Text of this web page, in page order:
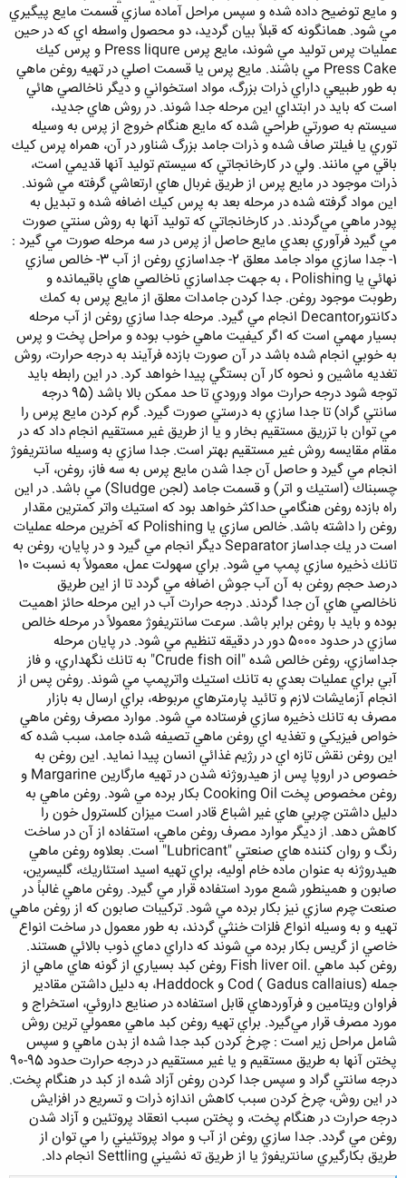
و مايع توضيح داده شده و سپس مراحل آماده سازي قسمت مايع پيگيري
مي شود. همانگونه كه قبلاً بيان گرديد، دو محصول واسطه اي كه در حين
عمليات پرس توليد مي شوند، مايع پرس Press liqure و پرس كيك
Press Cake مي باشند. مايع پرس يا قسمت اصلي در تهيه روغن ماهي
به طور طبيعي داراي ذرات بزرگ، مواد استخواني و ديگر ناخالصي هائي
است كه بايد در ابتداي اين مرحله جدا شوند. در روش هاي جديد،
سيستم به صورتي طراحي شده كه مايع هنگام خروج از پرس به وسيله
توري يا فيلتر صاف شده و ذرات جامد بزرگ شناور در آن، همراه پرس كيك
باقي مي مانند. ولي در كارخانجاتي كه سيستم توليد آنها قديمي است،
ذرات موجود در مايع پرس از طريق غربال هاي ارتعاشي گرفته مي شوند.
اين مواد گرفته شده در مرحله بعد به پرس كيك اضافه شده و تبديل به
پودر ماهي مي‌گردند. در كارخانجاتي كه توليد آنها به روش سنتي صورت
مي گيرد فرآوري بعدي مايع حاصل از پرس در سه مرحله صورت مي گيرد :
1- جدا سازي مواد جامد معلق 2- جداسازي روغن از آب 3- خالص سازي
نهائي يا Polishing ، به جهت جداسازي ناخالصي هاي باقيمانده و
رطوبت موجود روغن. جدا كردن جامدات معلق از مايع پرس به كمك
دكانتورDecantor انجام مي گيرد. مرحله جدا سازي روغن از آب مرحله
بسيار مهمي است كه اگر كيفيت ماهي خوب بوده و مراحل پخت و پرس
به خوبي انجام شده باشد در آن صورت بازده فرآيند به درجه حرارت، روش
تغديه ماشين و نحوه كار آن بستگي پيدا خواهد كرد. در اين رابطه بايد
توجه شود درجه حرارت مواد ورودي تا حد ممكن بالا باشد (95 درجه
سانتي گراد) تا جدا سازي به درستي صورت گيرد. گرم كردن مايع پرس را
مي توان با تزريق مستقيم بخار و يا از طريق غير مستقيم انجام داد كه در
مقام مقايسه روش غير مستقيم بهتر است. جدا سازي به وسيله سانتريفوژ
انجام مي گيرد و حاصل آن جدا شدن مايع پرس به سه فاز، روغن، آب
چسبناك (استيك و اتر) و قسمت جامد (لجن Sludge) مي باشد. در اين
راه بازده روغن هنگامي حداكثر خواهد بود كه استيك واتر كمترين مقدار
روغن را داشته باشد. خالص سازي يا Polishing كه آخرين مرحله عمليات
است در يك جداساز Separator ديگر انجام مي گيرد و در پايان، روغن به
تانك ذخيره سازي پمپ مي شود. براي سهولت عمل، معمولاً به نسبت 10
درصد حجم روغن به آن آب جوش اضافه مي گردد تا از اين طريق
ناخالصي هاي آن جدا گردند. درجه حرارت آب در اين مرحله حائز اهميت
بوده و بايد با روغن برابر باشد. سرعت سانتريفوژ معمولاً در مرحله خالص
سازي در حدود 5000 دور در دقيقه تنظيم مي شود. در پايان مرحله
جداسازي، روغن خالص شده "Crude fish oil" به تانك نگهداري، و فاز
آبي براي عمليات بعدي به تانك استيك واترپمپ مي شوند. روغن پس از
انجام آزمايشات لازم و تائيد پارمترهاي مربوطه، براي ارسال به بازار
مصرف به تانك ذخيره سازي فرستاده مي شود. موارد مصرف روغن ماهي
خواص فيزيكي و تغذيه اي روغن ماهي تصيفه شده جامد، سبب شده كه
اين روغن نقش تازه اي در رژيم غذائي انسان پيدا نمايد. اين روغن به
خصوص در اروپا پس از هيدروژنه شدن در تهيه مارگارين Margarine و
روغن مخصوص پخت Cooking Oil بكار برده مي شود. روغن ماهي به
دليل داشتن چربي هاي غير اشباع قادر است ميزان كلسترول خون را
كاهش دهد. از ديگر موارد مصرف روغن ماهي، استفاده از آن در ساخت
رنگ و روان كننده هاي صنعتي "Lubricant" است. بعلاوه روغن ماهي
هيدروژنه به عنوان ماده خام اوليه، براي تهيه اسيد استئاريك، گليسرين،
صابون و همينطور شمع مورد استفاده قرار مي گيرد. روغن ماهي غالباً در
صنعت چرم سازي نيز بكار برده مي شود. تركيبات صابون كه از روغن ماهي
تهيه و به وسيله انواع فلزات خنثي گردند، به طور معمول در ساخت انواع
خاصي از گريس بكار برده مي شوند كه داراي دماي ذوب بالائي هستند.
روغن كبد ماهي .Fish liver oil روغن كبد بسياري از گونه هاي ماهي از
جمله Cod ( Gadus callaius) و Haddock، به دليل داشتن مقادير
فراوان ويتامين و فرآوردهاي قابل استفاده در صنايع داروئي، استخراج و
مورد مصرف قرار مي‌گيرد. براي تهيه روغن كبد ماهي معمولي ترين روش
شامل مراحل زير است : چرخ كردن كبد جدا شده از بدن ماهي و سپس
پختن آنها به طريق مستقيم و يا غير مستقيم در درجه حرارت حدود 95-90
درجه سانتي گراد و سپس جدا كردن روغن آزاد شده از كبد در هنگام پخت.
در اين روش، چرخ كردن سبب كاهش اندازه ذرات و تسريع در افزايش
درجه حرارت در هنگام پخت، و پختن سبب انعقاد پروتئين و آزاد شدن
روغن مي گردد. جدا سازي روغن از آب و مواد پروتئيني را مي توان از
طريق بكارگيري سانتريفوژ يا از طريق ته نشيني Settling انجام داد.